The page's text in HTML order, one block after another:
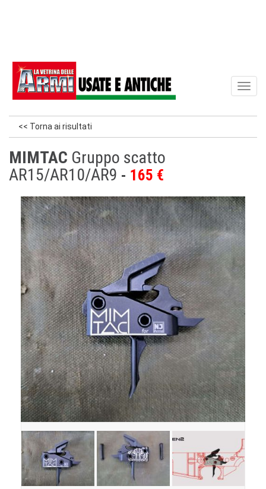
<< Torna ai risultati
MIMTAC Gruppo scatto
AR15/AR10/AR9
165 €